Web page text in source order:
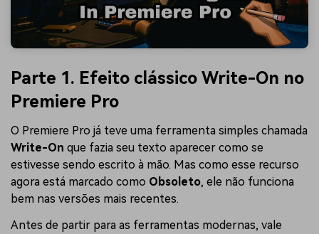
Parte 1. Efeito clássico Write-On no
Premiere Pro
O Premiere Pro já teve uma ferramenta simples chamada
Write-On que fazia seu texto aparecer como se
estivesse sendo escrito à mão. Mas como esse recurso
agora está marcado como Obsoleto, ele não funciona
bem nas versões mais recentes.
Antes de partir para as ferramentas modernas, vale